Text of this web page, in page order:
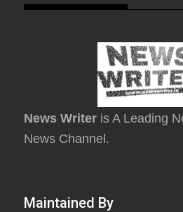
News Writer is A Leading
News Channel.
Maintained By